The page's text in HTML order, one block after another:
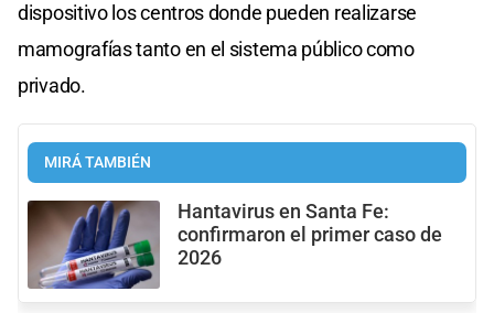
dispositivo los centros donde pueden realizarse
mamografías tanto en el sistema público como
privado.
MIRÁ TAMBIÉN
Hantavirus en Santa Fe:
confirmaron el primer caso de
2026